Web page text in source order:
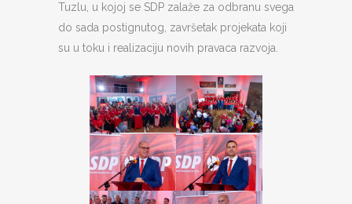
Tuzlu, u kojoj se SDP zalaže za odbranu svega
do sada postignutog, završetak projekata koji
su u toku i realizaciju novih pravaca razvoja.